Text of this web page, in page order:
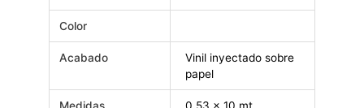
Color
Acabado
Vinil inyectado sobre
papel